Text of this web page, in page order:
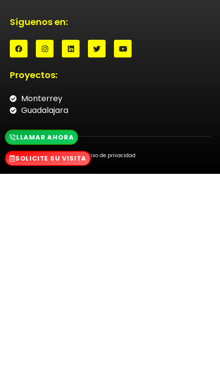
Síguenos en:
Proyectos:
Monterrey
Guadalajara
Aviso de privacidad
LLAMAR AHORA
SOLICITE SU VISITA